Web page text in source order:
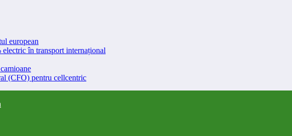
european
în transport internațional
(CFO) pentru cellcentric